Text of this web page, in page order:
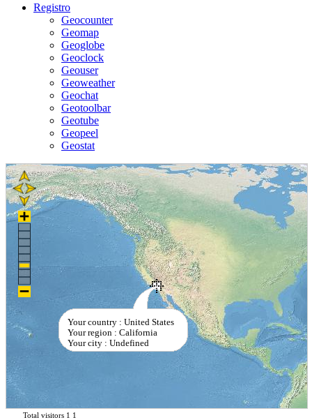
Registro
Geocounter
Geomap
Geoglobe
Geoclock
Geouser
Geoweather
Geochat
Geotoolbar
Geotube
Geopeel
Geostat
Your country : United States
Your region : California
Your city : Undefined
Total visitors 1 1